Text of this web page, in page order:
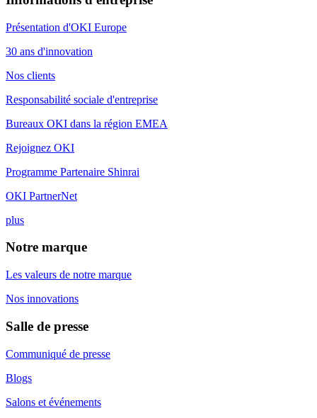
Présentation d'OKI Europe
30 ans d'innovation
Nos clients
Responsabilité sociale d'entreprise
Bureaux OKI dans la région EMEA
Rejoignez OKI
Programme Partenaire Shinrai
OKI PartnerNet
plus
Notre marque
Les valeurs de notre marque
Nos innovations
Salle de presse
Communiqué de presse
Blogs
Salons et événements